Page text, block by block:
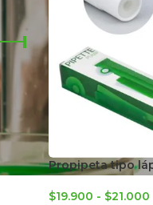
Propipeta tipo
$19.900 - $21.000